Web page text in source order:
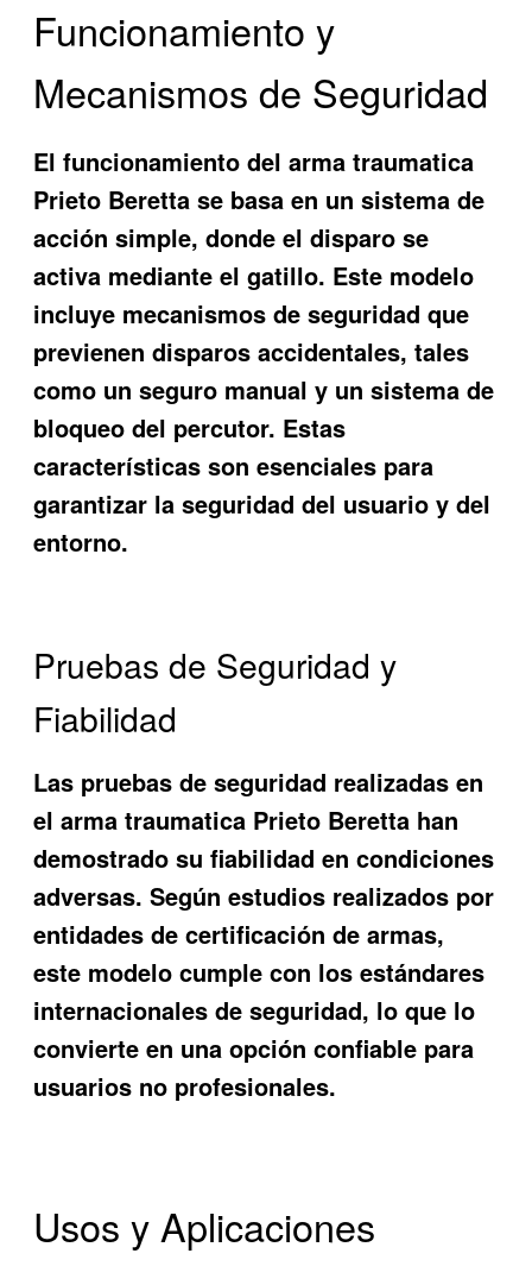
Funcionamiento y
Mecanismos de Seguridad
El funcionamiento del arma traumatica
Prieto Beretta se basa en un sistema de
acción simple, donde el disparo se
activa mediante el gatillo. Este modelo
incluye mecanismos de seguridad que
previenen disparos accidentales, tales
como un seguro manual y un sistema de
bloqueo del percutor. Estas
características son esenciales para
garantizar la seguridad del usuario y del
entorno.
Pruebas de Seguridad y
Fiabilidad
Las pruebas de seguridad realizadas en
el arma traumatica Prieto Beretta han
demostrado su fiabilidad en condiciones
adversas. Según estudios realizados por
entidades de certificación de armas,
este modelo cumple con los estándares
internacionales de seguridad, lo que lo
convierte en una opción confiable para
usuarios no profesionales.
Usos y Aplicaciones